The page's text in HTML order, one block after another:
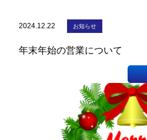
2024.12.22 お知らせ
年末年始の営業について